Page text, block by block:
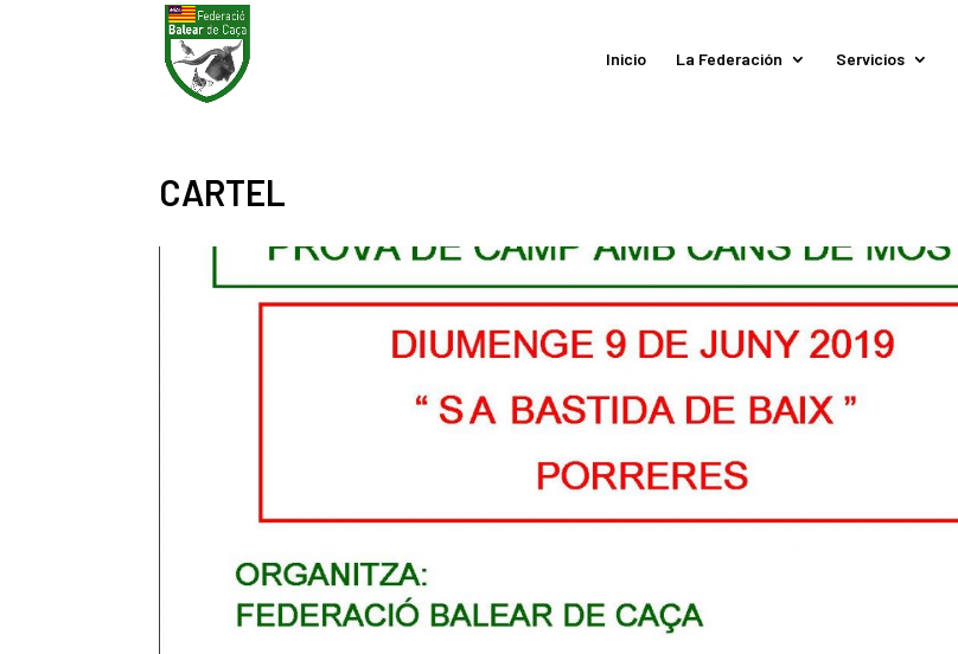
Inicio La Federación Servicios
CARTEL